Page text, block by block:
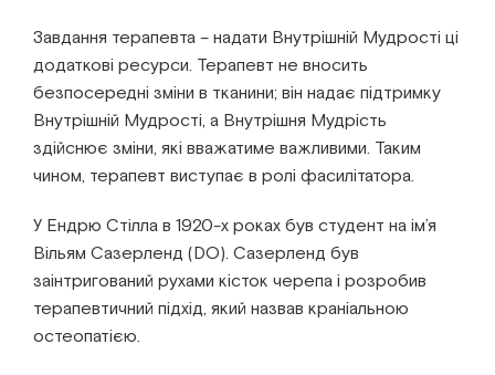
Завдання терапевта – надати Внутрішній Мудрості ці
додаткові ресурси. Терапевт не вносить
безпосередні зміни в тканини; він надає підтримку
Внутрішній Мудрості, а Внутрішня Мудрість
здійснює зміни, які вважатиме важливими. Таким
чином, терапевт виступає в ролі фасилітатора.
У Ендрю Стілла в 1920-х роках був студент на ім’я
Вільям Сазерленд (DO). Сазерленд був
заінтригований рухами кісток черепа і розробив
терапевтичний підхід, який назвав краніальною
остеопатією.